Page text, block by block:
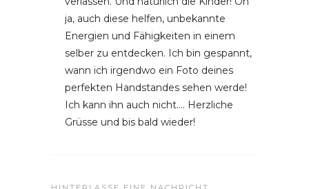
ja, auch diese helfen, unbekannte
Energien und Fähigkeiten in einem
selber zu entdecken. Ich bin gespannt,
wann ich irgendwo ein Foto deines
perfekten Handstandes sehen werde!
Ich kann ihn auch nicht…. Herzliche
Grüsse und bis bald wieder!